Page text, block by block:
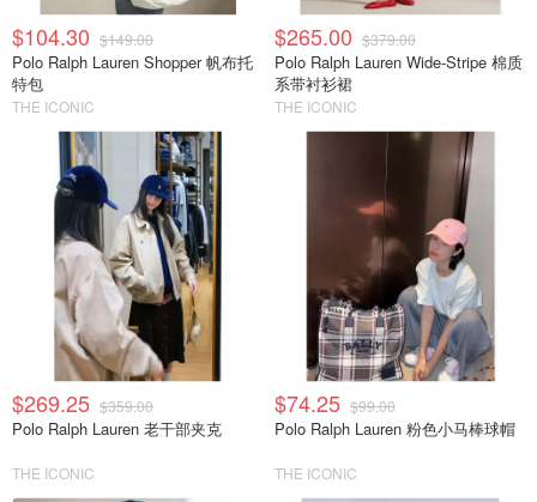
$104.30 $149.00
Polo Ralph Lauren Shopper 帆布托
特包
THE ICONIC
$265.00 $379.00
Polo Ralph Lauren Wide-Stripe 棉质
系带衬衫裙
THE ICONIC
$269.25 $359.00
Polo Ralph Lauren 老干部夹克
THE ICONIC
$74.25 $99.00
Polo Ralph Lauren 粉色小马棒球帽
THE ICONIC